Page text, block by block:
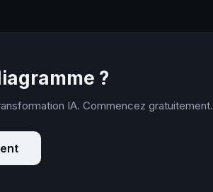
?
IA. Commencez gratuitement.